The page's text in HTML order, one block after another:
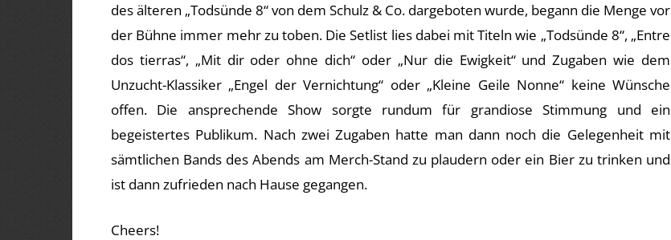
des älteren „Todsünde 8“ von dem Schulz & Co. dargeboten wurde, begann die Menge vor
der Bühne immer mehr zu toben. Die Setlist lies dabei mit Titeln wie „Todsünde 8“, „Entre
dos tierras“, „Mit dir oder ohne dich“ oder „Nur die Ewigkeit“ und Zugaben wie dem
Unzucht-Klassiker „Engel der Vernichtung“ oder „Kleine Geile Nonne“ keine Wünsche
offen. Die ansprechende Show sorgte rundum für grandiose Stimmung und ein
begeistertes Publikum. Nach zwei Zugaben hatte man dann noch die Gelegenheit mit
sämtlichen Bands des Abends am Merch-Stand zu plaudern oder ein Bier zu trinken und
ist dann zufrieden nach Hause gegangen.
Cheers!